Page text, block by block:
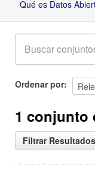
Qué es Datos
Ordenar por
1 conjunto
Filtrar Resultados